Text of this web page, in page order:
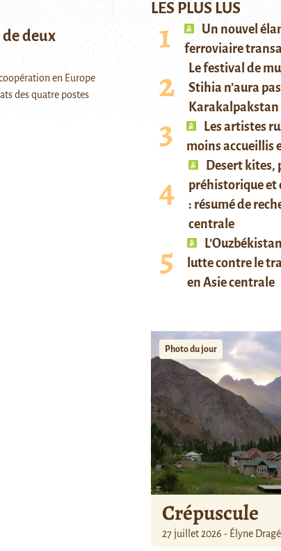
deux
en Europe
des quatre postes
LES PLUS LUS
Un nouvel
ferroviaire
Le festival de
Stihia n’aura
Karakalpakstan
Les artistes
moins accueillis
Desert kites,
préhistorique et
: résumé de
centrale
lutte contre le
en Asie centrale
Photo du jour
Crépuscule
27 juillet 2026 - Élyne